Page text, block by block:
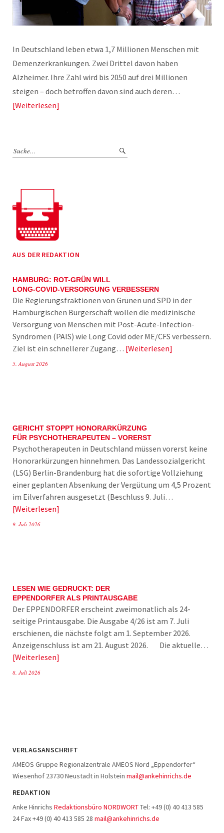
In Deutschland leben etwa 1,7 Millionen Menschen mit
Demenzerkrankungen. Zwei Drittel davon haben
Alzheimer. Ihre Zahl wird bis 2050 auf drei Millionen
steigen – doch betroffen davon sind auch deren…
Weiterlesen
AUS DER REDAKTION
HAMBURG: ROT-GRÜN WILL
LONG-COVID-VERSORGUNG VERBESSERN
Die Regierungsfraktionen von Grünen und SPD in der
Hamburgischen Bürgerschaft wollen die medizinische
Versorgung von Menschen mit Post-Acute-Infection-
Syndromen (PAIS) wie Long Covid oder ME/CFS verbessern.
Ziel ist ein schnellerer Zugang… Weiterlesen
5. August 2026
GERICHT STOPPT HONORARKÜRZUNG
FÜR PSYCHOTHERAPEUTEN – VORERST
Psychotherapeuten in Deutschland müssen vorerst keine
Honorarkürzungen hinnehmen. Das Landessozialgericht
(LSG) Berlin-Brandenburg hat die sofortige Vollziehung
einer geplanten Absenkung der Vergütung um 4,5 Prozent
im Eilverfahren ausgesetzt (Beschluss 9. Juli…
Weiterlesen
9. Juli 2026
LESEN WIE GEDRUCKT: DER
EPPENDORFER ALS PRINTAUSGABE
Der EPPENDORFER erscheint zweimonatlich als 24-
seitige Printausgabe. Die Ausgabe 4/26 ist am 7. Juli
erschienen, die nächste folgt am 1. September 2026.
Anzeigenschluss ist am 21. August 2026. Die aktuelle…
Weiterlesen
8. Juli 2026
VERLAGSANSCHRIFT
AMEOS Gruppe Regionalzentrale AMEOS Nord „Eppendorfer“
Wiesenhof 23730 Neustadt in Holstein mail@ankehinrichs.de
REDAKTION
Anke Hinrichs Redaktionsbüro NORDWORTTel: +49 (0) 40 413 585
24 Fax +49 (0) 40 413 585 28 mail@ankehinrichs.de